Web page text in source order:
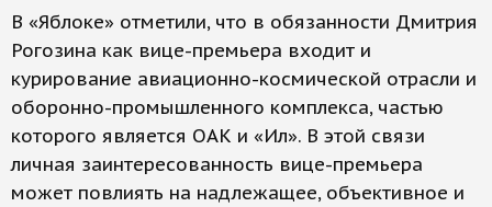
В «Яблоке» отметили, что в обязанности Дмитрия
Рогозина как вице-премьера входит и
курирование авиационно-космической отрасли и
оборонно-промышленного комплекса, частью
которого является ОАК и «Ил». В этой связи
личная заинтересованность вице-премьера
может повлиять на надлежащее, объективное и